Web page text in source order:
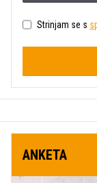
Strinjam se s
ANKETA